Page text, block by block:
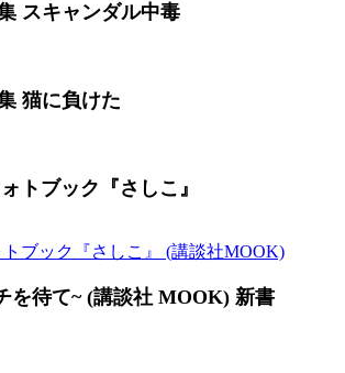
スキャンダル中毒
猫に負けた
トブック『さしこ』
ブック『さしこ』 (講談社MOOK)
を待て~ (講談社 MOOK) 新書